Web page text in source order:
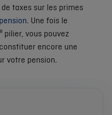
taxes sur les primes
. Une fois le
e pilier, vous pouvez
encore une
votre pension.